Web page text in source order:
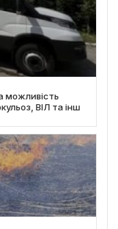
можливість
ВІЛ та інш